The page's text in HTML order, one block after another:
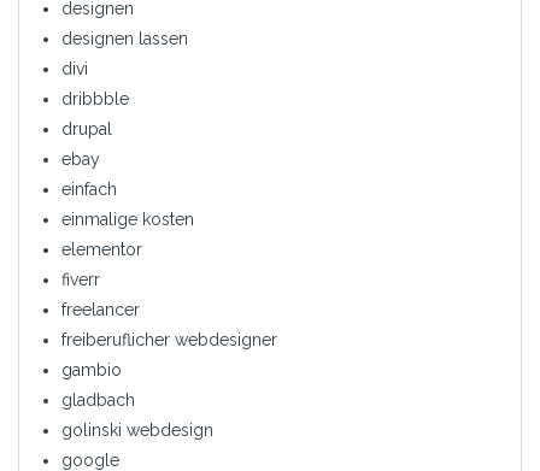
designen
designen lassen
divi
dribbble
drupal
ebay
einfach
einmalige kosten
elementor
fiverr
freelancer
freiberuflicher webdesigner
gambio
gladbach
golinski webdesign
google